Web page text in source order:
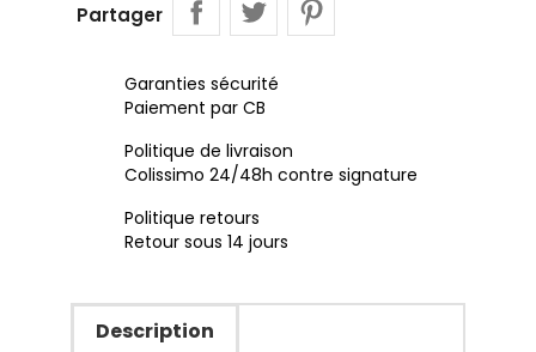
Partager
Garanties sécurité
Paiement par CB
Politique de livraison
Colissimo 24/48h contre signature
Politique retours
Retour sous 14 jours
Description